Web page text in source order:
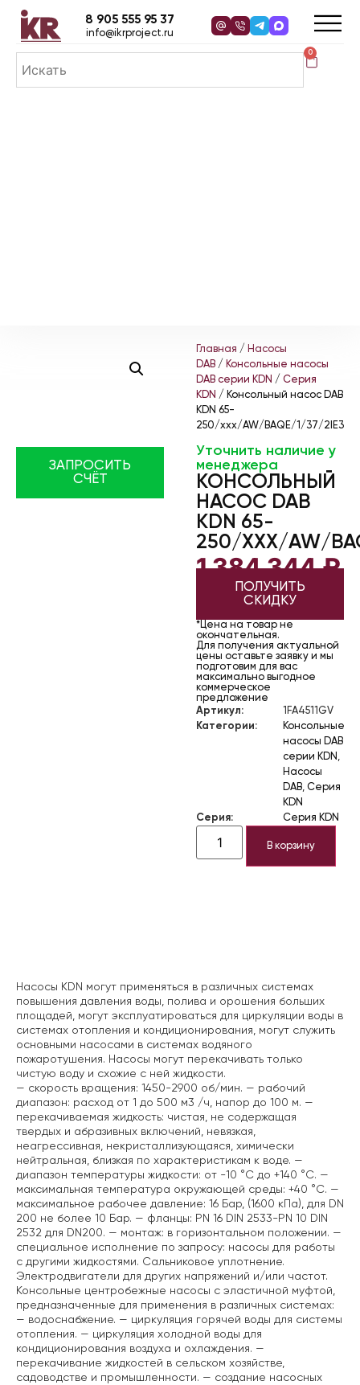
0
8 905 555 95 37
info@ikrproject.ru
ЗАПРОСИТЬ
СЧЁТ
Главная / Насосы
DAB / Консольные насосы
DAB серии KDN / Серия
KDN / Консольный насос DAB
KDN 65-
250/xxx/AW/BAQE/1/37/2IE3
Уточнить наличие у
менеджера
КОНСОЛЬНЫЙ
НАСОС DAB
KDN 65-
250/XXX/AW/
1 384 344₽
ПОЛУЧИТЬ
СКИДКУ
*Цена на товар не
окончательная.
Для получения актуальной
цены оставьте заявку и мы
подготовим для вас
максимально выгодное
коммерческое
предложение
Артикул:
1FA4511GV
Категории:
Консольные
насосы DAB
серии KDN ,
Насосы
DAB, Серия
KDN
Серия:
Серия KDN
В корзину
Насосы KDN могут применяться в различных системах
повышения давления воды, полива и орошения больших
площадей, могут эксплуатироваться для циркуляции воды в
системах отопления и кондиционирования, могут служить
основными насосами в системах водяного
пожаротушения. Насосы могут перекачивать только
чистую воду и схожие с ней жидкости.
— скорость вращения: 1450-2900 об/мин. — рабочий
диапазон: расход от 1 до 500 м3 /ч, напор до 100 м. —
перекачиваемая жидкость: чистая, не содержащая
твердых и абразивных включений, невязкая,
неагрессивная, некристаллизующаяся, химически
нейтральная, близкая по характеристикам к воде. —
диапазон температуры жидкости: от -10 °C до +140 °C. —
максимальная температура окружающей среды: +40 °C. —
максимальное рабочее давление: 16 Бар, (1600 кПа), для DN
200 не более 10 Бар. — фланцы: PN 16 DIN 2533-PN 10 DIN
2532 для DN200. — монтаж: в горизонтальном положении. —
специальное исполнение по запросу: насосы для работы
с другими жидкостями. Сальниковое уплотнение.
Электродвигатели для других напряжений и/или частот.
Консольные центробежные насосы с эластичной муфтой,
предназначенные для применения в различных системах:
— водоснабжение. — циркуляция горячей воды для системы
отопления. — циркуляция холодной воды для
кондиционирования воздуха и охлаждения. —
перекачивание жидкостей в сельском хозяйстве,
садоводстве и промышленности. — создание насосных